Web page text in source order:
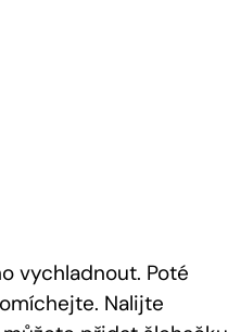
vychladnout. Poté
Nalijte